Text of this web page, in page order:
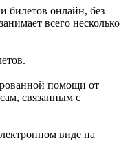
билетов онлайн, без
всего несколько
помощи от
связанным с
виде на